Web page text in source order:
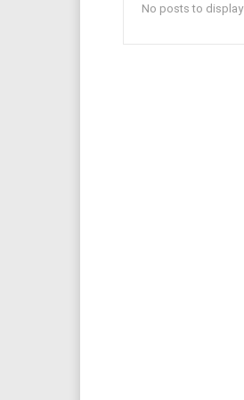
No posts to display